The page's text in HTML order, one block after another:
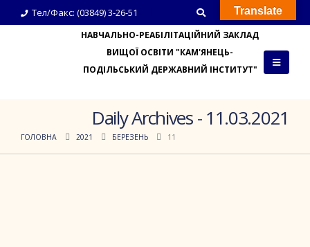
Тел/Факс: (03849) 3-26-51
НАВЧАЛЬНО-РЕАБІЛІТАЦІЙНИЙ ЗАКЛАД
ВИЩОЇ ОСВІТИ "КАМ'ЯНЕЦЬ-
ПОДІЛЬСЬКИЙ ДЕРЖАВНИЙ ІНСТИТУТ"
Daily Archives - 11.03.2021
ГОЛОВНА 2021 БЕРЕЗЕНЬ 11
Translate